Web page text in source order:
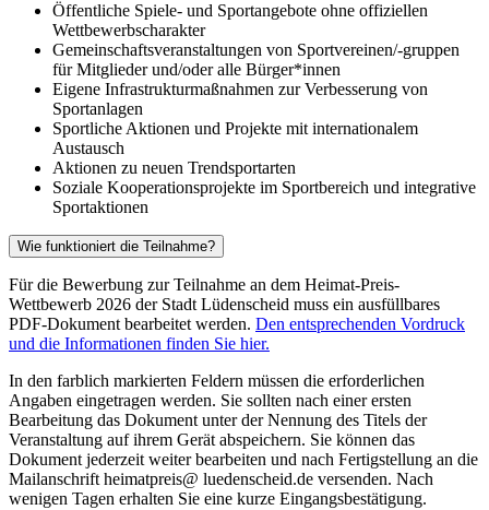
Öffentliche Spiele- und Sportangebote ohne offiziellen
Wettbewerbscharakter
Gemeinschaftsveranstaltungen von Sportvereinen/-gruppen
für Mitglieder und/oder alle Bürger*innen
Eigene Infrastrukturmaßnahmen zur Verbesserung von
Sportanlagen
Sportliche Aktionen und Projekte mit internationalem
Austausch
Aktionen zu neuen Trendsportarten
Soziale Kooperationsprojekte im Sportbereich und integrative
Sportaktionen
Wie funktioniert die Teilnahme?
Für die Bewerbung zur Teilnahme an dem Heimat-Preis-
Wettbewerb 2026 der Stadt Lüdenscheid muss ein ausfüllbares
PDF-Dokument bearbeitet werden. Den entsprechenden Vordruck
und die Informationen finden Sie hier.
In den farblich markierten Feldern müssen die erforderlichen
Angaben eingetragen werden. Sie sollten nach einer ersten
Bearbeitung das Dokument unter der Nennung des Titels der
Veranstaltung auf ihrem Gerät abspeichern. Sie können das
Dokument jederzeit weiter bearbeiten und nach Fertigstellung an die
Mailanschrift heimatpreis@ luedenscheid.de versenden. Nach
wenigen Tagen erhalten Sie eine kurze Eingangsbestätigung.